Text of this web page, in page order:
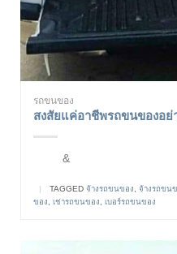
รถขนของ
สงสัยแค่อาชีพรถขนของอย่
&
| TAGGED จ้างรถขนของ จ้างรถขน
ของ
เช่ารถขนของ เบอร์รถขนของ